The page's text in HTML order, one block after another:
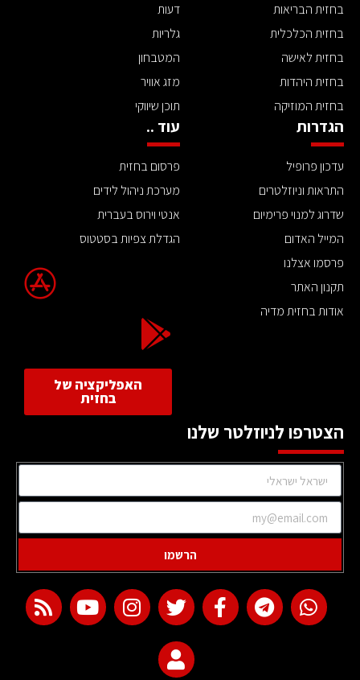
בחזית הבריאות
בחזית הכלכלית
בחזית לאישה
בחזית היהדות
בחזית המוזיקה
דעות
גלריות
המטבחון
מזג אוויר
תוכן שיווקי
הגדרות
עדכון פרופיל
התראות וניוזלטרים
שדרוג למנוי פרימיום
המייל האדום
פרסמו אצלנו
תקנון האתר
אודות בחזית מדיה
עוד ..
פרסום בחזית
מערכת ניהול לידים
אנטי וירוס בעברית
הגדלת צפיות בסטטוס
האפליקציה של
בחזית
הצטרפו לניוזלטר שלנו
הרשמו